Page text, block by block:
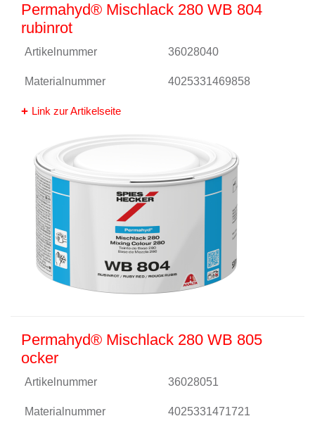
Permahyd® Mischlack 280 WB 804
rubinrot
Artikelnummer 36028040
Materialnummer 4025331469858
Link zur Artikelseite
Permahyd® Mischlack 280 WB 805
ocker
Artikelnummer 36028051
Materialnummer 4025331471721